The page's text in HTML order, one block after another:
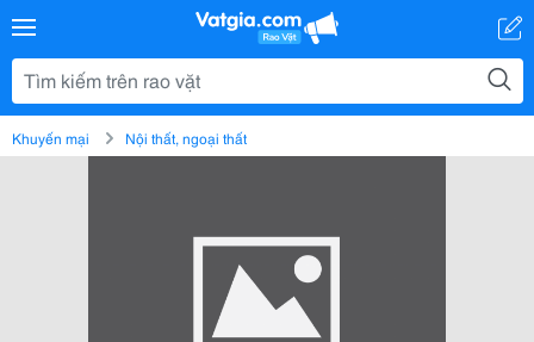
Khuyến mại Nội thất, ngoại thất